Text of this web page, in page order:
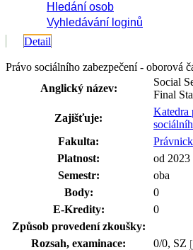
Hledání osob
Vyhledávání loginů
Detail
Právo sociálního zabezpečení - oborová
Anglický název:
Social
Final
Zajišťuje:
Katedra
Fakulta:
Platnost:
od 2023
Semestr:
oba
Body:
0
E-Kredity:
0
Způsob provedení zkoušky:
Rozsah, examinace:
0/0, SZ